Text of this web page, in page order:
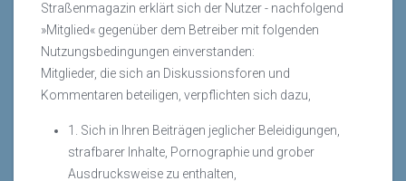
Straßenmagazin erklärt sich der Nutzer - nachfolgend
»Mitglied« gegenüber dem Betreiber mit folgenden
Nutzungsbedingungen einverstanden:
Mitglieder, die sich an Diskussionsforen und
Kommentaren beteiligen, verpflichten sich dazu,
1. Sich in Ihren Beiträgen jeglicher Beleidigungen,
strafbarer Inhalte, Pornographie und grober
Ausdrucksweise zu enthalten,